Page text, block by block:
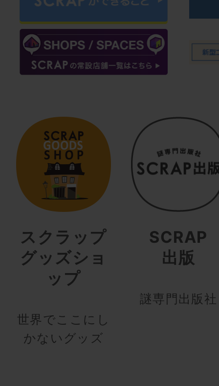
スクラップ
グッズショ
ップ
世界でここにし
かないグッズ
SCRAP
出版
謎専門出版社